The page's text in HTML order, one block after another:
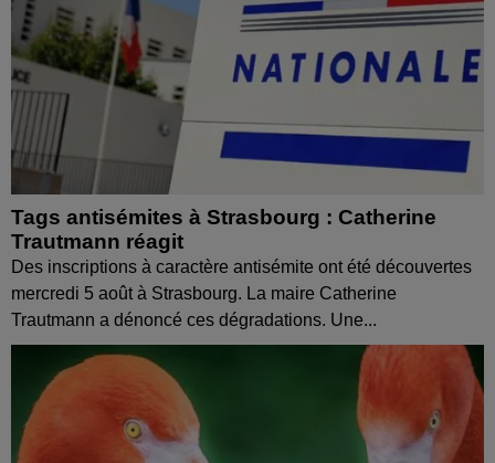
Tags antisémites à Strasbourg : Catherine
Trautmann réagit
Des inscriptions à caractère antisémite ont été découvertes
mercredi 5 août à Strasbourg. La maire Catherine
Trautmann a dénoncé ces dégradations. Une...